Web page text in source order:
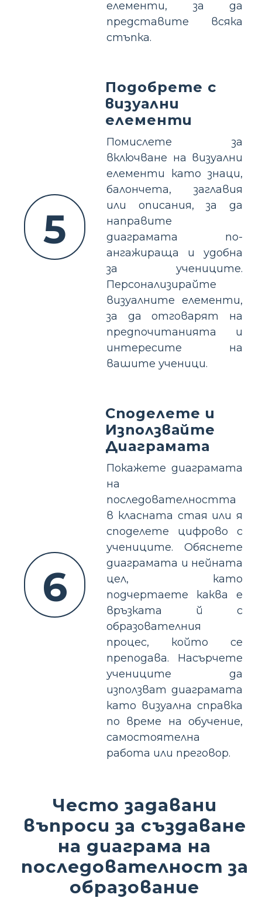
елементи, за да
представите всяка
стъпка.
5
Подобрете с
визуални
елементи
Помислете за
включване на визуални
елементи като знаци,
балончета, заглавия
или описания, за да
направите
диаграмата по-
ангажираща и удобна
за учениците.
Персонализирайте
визуалните елементи,
за да отговарят на
предпочитанията и
интересите на
вашите ученици.
6
Споделете и
Използвайте
Диаграмата
Покажете диаграмата
на
последователността
в класната стая или я
споделете цифрово с
учениците. Обяснете
диаграмата и нейната
цел, като
подчертаете каква е
връзката й с
образователния
процес, който се
преподава. Насърчете
учениците да
използват диаграмата
като визуална справка
по време на обучение,
самостоятелна
работа или преговор.
Често задавани
въпроси за създаване
на диаграма на
последователност за
образование